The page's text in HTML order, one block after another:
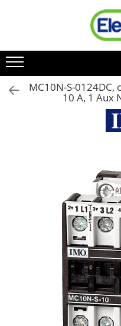
Sisteme de automatizare si
Automate programabile
Seria DVP-Slim PLC-CPU
Seria EASY EATON
Terminale programabile (
Touch Panel / HMI
Inregistratoare
Solutii industriale Ethernet
Router si switch-uri
Afisoare digitale
MC10N-S-0124DC,
10 A, 1 Aux